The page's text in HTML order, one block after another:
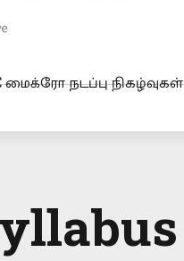
மைக்ரோ நடப்பு நிகழ்வுகள்